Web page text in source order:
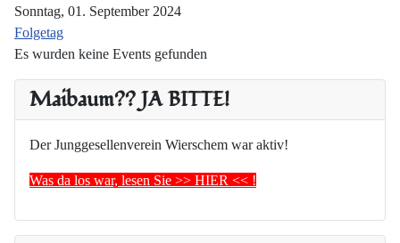
Maibaum?? JA BITTE!
Der Junggesellenverein Wierschem war aktiv!
Was da los war, lesen Sie >> HIER << !
Sonntag, 01. September 2024
Folgetag
Es wurden keine Events gefunden